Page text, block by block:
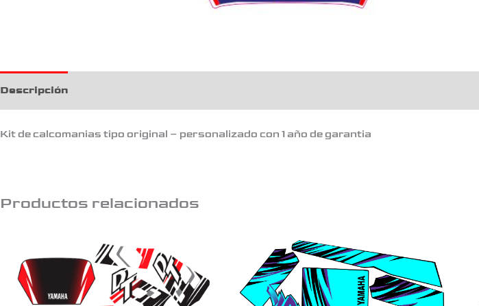
Descripción
Kit de calcomanias tipo original – personalizado con 1 año de garantia
Productos relacionados